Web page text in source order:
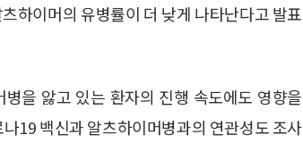
하이머의 유병률이 더 낮게 나타난다고 발표
을 앓고 있는 환자의 진행 속도에도 영향을
19 백신과 알츠하이머병과의 연관성도 조사